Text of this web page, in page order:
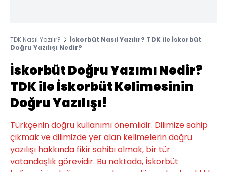
TDK Nasıl Yazılır?
İskorbüt Nasıl Yazılır? TDK ile İskorbüt
Doğru Yazılışı Nedir?
İskorbüt Doğru Yazımı Nedir?
TDK ile İskorbüt Kelimesinin
Doğru Yazılışı!
Türkçenin doğru kullanımı önemlidir. Dilimize sahip
çıkmak ve dilimizde yer alan kelimelerin doğru
yazılışı hakkında fikir sahibi olmak, bir tür
vatandaşlık görevidir. Bu noktada, İskorbüt